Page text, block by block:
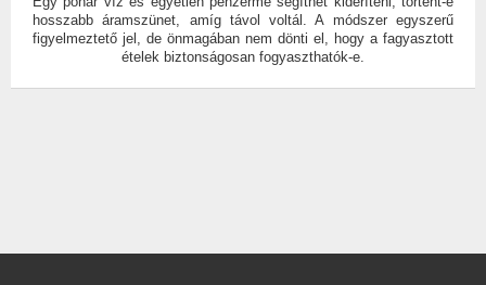
hosszabb áramszünet, amíg távol voltál. A módszer egyszerű
figyelmeztető jel, de önmagában nem dönti el, hogy a fagyasztott
ételek biztonságosan fogyaszthatók-e.